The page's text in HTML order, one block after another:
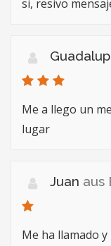
si, resivo
Me a llego un
lugar
Juan aus
Me ha llamado